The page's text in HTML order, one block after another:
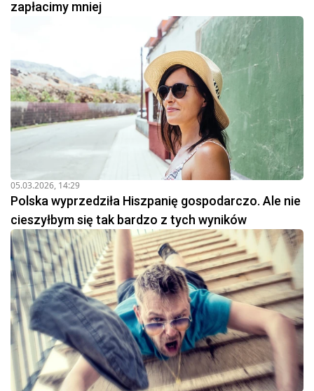
zapłacimy mniej
05.03.2026, 14:29
Polska wyprzedziła Hiszpanię gospodarczo. Ale nie
cieszyłbym się tak bardzo z tych wyników